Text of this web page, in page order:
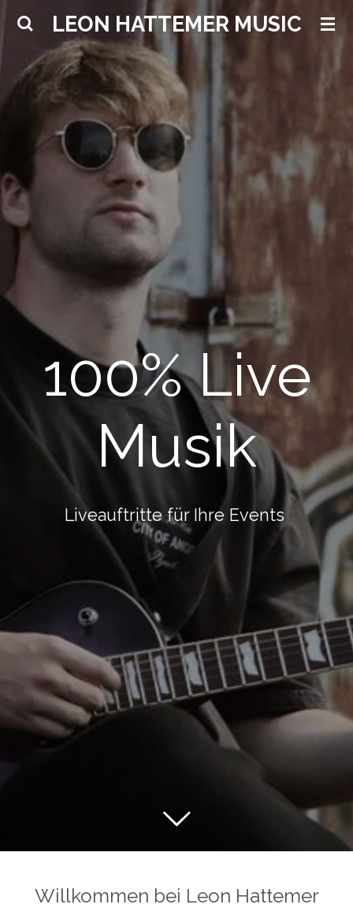
Zum
Hauptinhalt
springen
LEON HATTEMER MUSIC
100% Live
Musik
Liveauftritte für Ihre Events
Willkommen bei Leon Hattemer